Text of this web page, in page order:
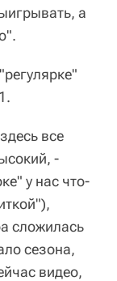
а
все
-
у нас что-
сложилась
сезона,
видео,